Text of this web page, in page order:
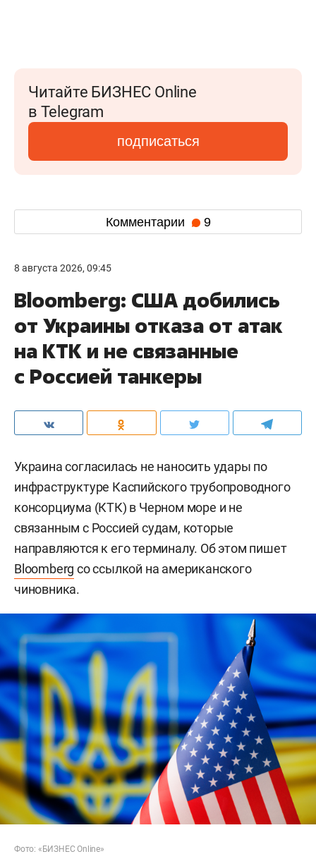
Читайте БИЗНЕС Online
в Telegram
подписаться
Комментарии 9
8 августа 2026, 09:45
Bloomberg: США добились
от Украины отказа от атак
на КТК и не связанные
с Россией танкеры
Украина согласилась не наносить удары по
инфраструктуре Каспийского трубопроводного
консорциума (КТК) в Черном море и не
связанным с Россией судам, которые
направляются к его терминалу. Об этом пишет
Bloomberg со ссылкой на американского
чиновника.
Фото: «БИЗНЕС Online»